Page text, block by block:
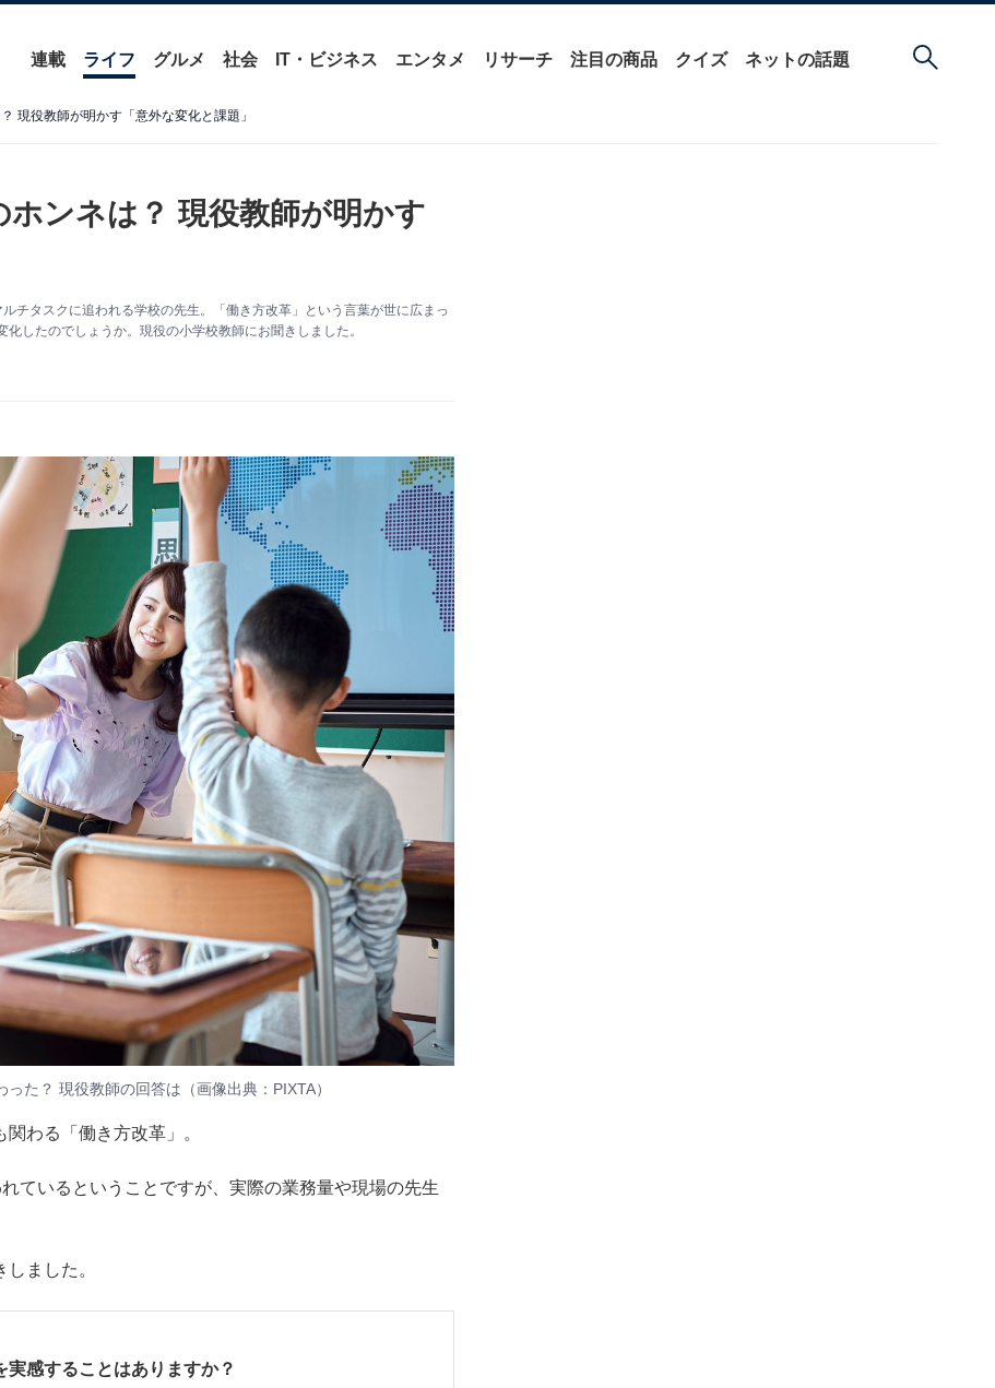
連載 ライフ グルメ 社会 IT・ビジネス エンタメ リサーチ 注目の商品 クイズ ネットの話題
現役教師が明かす「意外な変化と課題」
ンネは？ 現役教師が明かす
チタスクに追われる学校の先生。「働き方改革」という言葉が世に広まっ
したのでしょうか。現役の小学校教師にお聞きしました。
た？ 現役教師の回答は（画像出典：PIXTA）
わる「働き方改革」。
ているということですが、実際の業務量や現場の先生
ました。
感することはありますか？